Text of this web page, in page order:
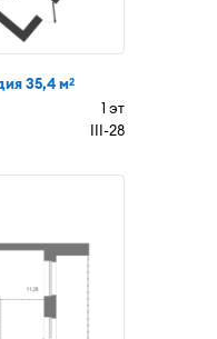
35,4 м2
1 эт
III-28